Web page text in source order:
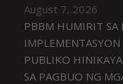
August 7, 2026
PBBM HUMIRIT SA
IMPLEMENTASYON
PUBLIKO
SA PAGBUO NG